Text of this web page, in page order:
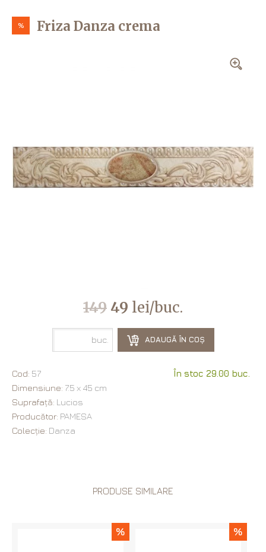
% Friza Danza crema
149 49 lei/buc.
buc. ADAUGĂ ÎN COȘ
Cod: 57
În stoc 29.00 buc.
Dimensiune: 7.5 х 45 cm
Suprafață: Lucios
Producător: PAMESA
Colecție: Danza
PRODUSE SIMILARE
% %